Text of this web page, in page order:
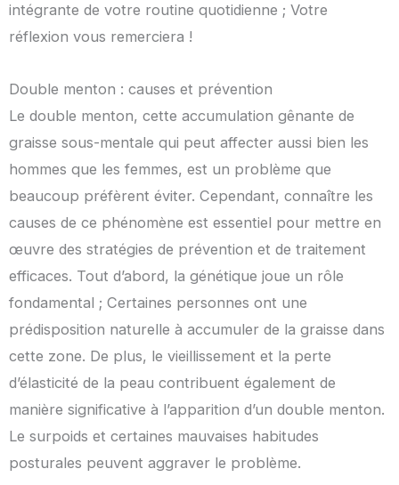
intégrante de votre routine quotidienne ; Votre
réflexion vous remerciera !
Double menton : causes et prévention
Le double menton, cette accumulation gênante de
graisse sous-mentale qui peut affecter aussi bien les
hommes que les femmes, est un problème que
beaucoup préfèrent éviter. Cependant, connaître les
causes de ce phénomène est essentiel pour mettre en
œuvre des stratégies de prévention et de traitement
efficaces. Tout d’abord, la génétique joue un rôle
fondamental ; Certaines personnes ont une
prédisposition naturelle à accumuler de la graisse dans
cette zone. De plus, le vieillissement et la perte
d’élasticité de la peau contribuent également de
manière significative à l’apparition d’un double menton.
Le surpoids et certaines mauvaises habitudes
posturales peuvent aggraver le problème.